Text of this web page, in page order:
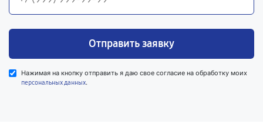
Отправить заявку
Нажимая на кнопку отправить я даю свое согласие на обработку моих
персональных данных.